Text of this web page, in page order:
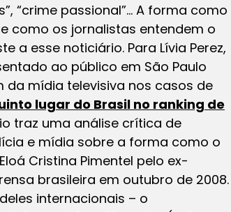
“crime passional”… A forma como
como os jornalistas entendem o
a esse noticiário. Para Lívia Perez,
ao público em São Paulo
mídia televisiva nos casos de
lugar do Brasil no ranking de
traz uma análise crítica de
e mídia sobre a forma como o
Cristina Pimentel pelo ex-
brasileira em outubro de 2008.
internacionais – o